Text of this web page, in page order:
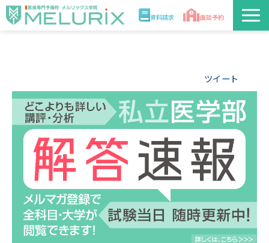
資料請求 面談予約
入学案内
合格実績・合格体験記
医学部解答速報2026
ツイート